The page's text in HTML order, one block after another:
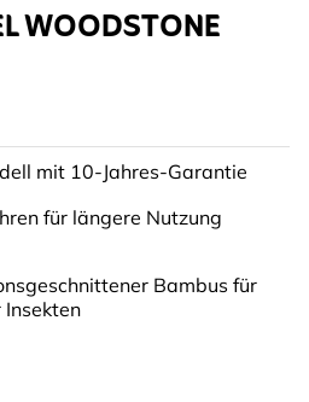
WOODSTONE
mit 10-Jahres-Garantie
für längere Nutzung
Bambus für
Insekten